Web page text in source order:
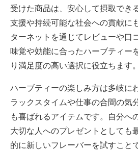
受けた商品は、安心して摂取でき
支援や持続可能な社会への貢献に
ターネットを通じてレビューや口
味覚や効能に合ったハーブティー
り満足度の高い選択に役立ちます。
ハーブティーの楽しみ方は多岐に
ラックスタイムや仕事の合間の気
も喜ばれるアイテムです。自分へ
大切な人へのプレゼントとしても
的に新しいフレーバーを試すこと